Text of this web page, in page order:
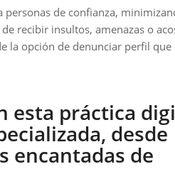
personas de confianza,
recibir insultos, amenazas o
la opción de denunciar perfil que
esta práctica
desde
encantadas de